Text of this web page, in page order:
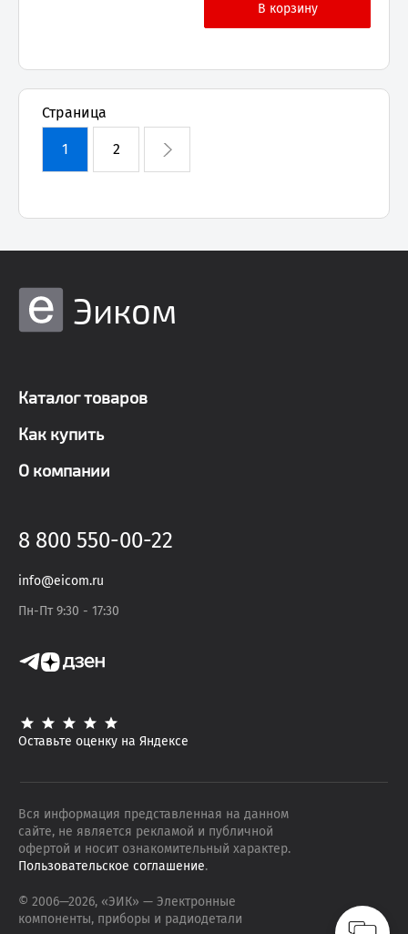
Страница
1 2
Эиком
Каталог товаров
Как купить
О компании
8 800 550-00-22
info@eicom.ru
Пн-Пт 9:30 - 17:30
Оставьте оценку на Яндексе
Вся информация представленная на данном
сайте, не является рекламой и публичной
офертой и носит ознакомительный характер.
Пользовательское соглашение.
© 2006—2026, «ЭИК» — Электронные
компоненты, приборы и радиодетали